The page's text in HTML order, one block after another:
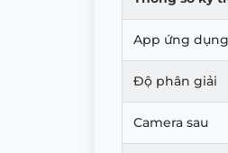
App ứng dụng
Độ phân giải
Camera sau